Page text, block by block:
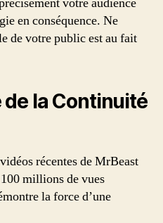
en conséquence. Ne
de votre public est au fait
de la Continuité
récentes de MrBeast
millions de vues
la force d’une